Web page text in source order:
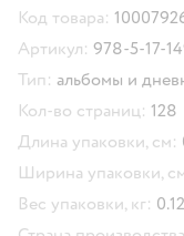
Код товара:
Артикул: 978-5-17-
Тип: альбомы и
Кол-во страниц: 128
Длина упаковки, см:
Ширина упаковки,
Вес упаковки, кг: